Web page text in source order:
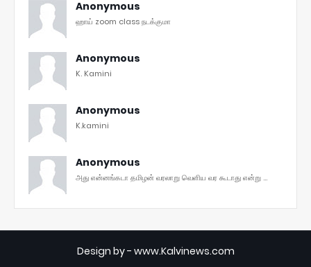
Anonymous
ஹாய் zoom class நடக்குமா
Anonymous
K. Kamini
Anonymous
K.kamini
Anonymous
அது என்னங்கடா தமிழன் வரலாறு வெளிய வர கூடாது என்று ...
Design by - www.Kalvinews.com